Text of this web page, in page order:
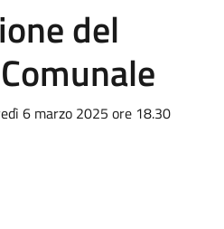
del
6 marzo 2025 ore 18.30